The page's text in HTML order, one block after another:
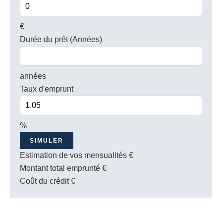
€
Durée du prêt (Années)
années
Taux d'emprunt
%
SIMULER
Estimation de vos mensualités €
Montant total emprunté €
Coût du crédit€